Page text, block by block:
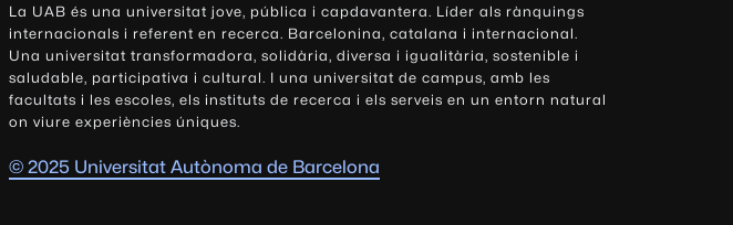
i
t
a
t
A
u
t
ò
La UAB és una universitat jove, pública i capdavantera. Líder als rànquings
internacionals i referent en recerca. Barcelonina, catalana i internacional.
Una universitat transformadora, solidària, diversa i igualitària, sostenible i
saludable, participativa i cultural. I una universitat de campus, amb les
facultats i les escoles, els instituts de recerca i els serveis en un entorn natural
on viure experiències úniques.
© 2025 Universitat Autònoma de Barcelona